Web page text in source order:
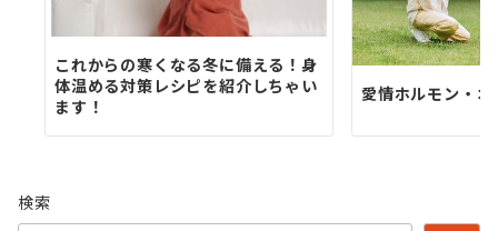
これからの寒くなる冬に備える！身
体温める対策レシピを紹介しちゃい
ます！
愛情ホルモン・
検索